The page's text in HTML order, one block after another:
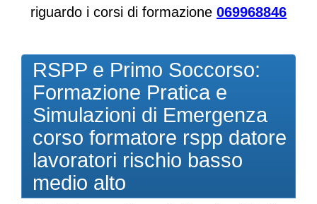
riguardo i corsi di formazione 069968846
RSPP e Primo Soccorso:
Formazione Pratica e
Simulazioni di Emergenza
corso formatore rspp datore
lavoratori rischio basso
medio alto